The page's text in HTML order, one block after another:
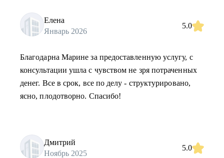
Елена
Январь 2026
5.0
Благодарна Марине за предоставленную услугу, с
консультации ушла с чувством не зря потраченных
денег. Все в срок, все по делу - структурировано,
ясно, плодотворно. Спасибо!
Дмитрий
Ноябрь 2025
5.0